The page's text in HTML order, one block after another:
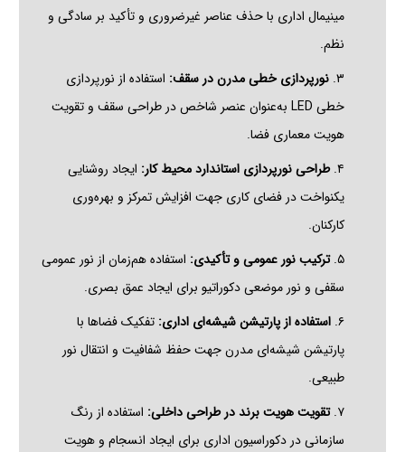
مینیمال اداری با حذف عناصر غیرضروری و تأکید بر سادگی و
نظم.
۳. نورپردازی خطی مدرن در سقف: استفاده از نورپردازی
خطی LED به‌عنوان عنصر شاخص در طراحی سقف و تقویت
هویت معماری فضا.
۴. طراحی نورپردازی استاندارد محیط کار: ایجاد روشنایی
یکنواخت در فضای کاری جهت افزایش تمرکز و بهره‌وری
کارکنان.
۵. ترکیب نور عمومی و تأکیدی: استفاده هم‌زمان از نور عمومی
سقفی و نور موضعی دکوراتیو برای ایجاد عمق بصری.
۶. استفاده از پارتیشن شیشه‌ای اداری: تفکیک فضاها با
پارتیشن شیشه‌ای مدرن جهت حفظ شفافیت و انتقال نور
طبیعی.
۷. تقویت هویت برند در طراحی داخلی: استفاده از رنگ
سازمانی در دکوراسیون اداری برای ایجاد انسجام و هویت